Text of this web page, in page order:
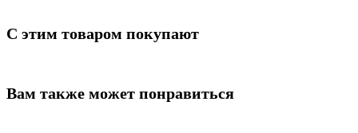
С этим товаром покупают
Вам также может понравиться